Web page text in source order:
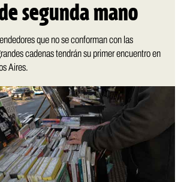
segunda mano
que no se conforman con las
cadenas tendrán su primer encuentro en
Aires.